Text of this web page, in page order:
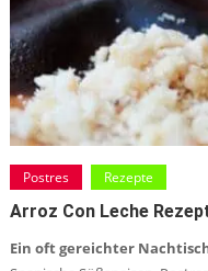
Postres Rezepte
Arroz Con Leche
Ein oft gereichter